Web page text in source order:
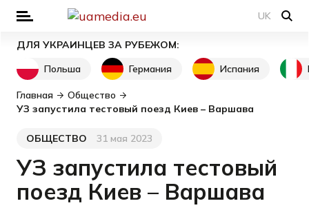
UK
ДЛЯ УКРАИНЦЕВ ЗА РУБЕЖОМ:
Польша
Германия Испания
Главная
Общество
УЗ запустила тестовый поезд Киев – Варшава
Категория
ОБЩЕСТВО
Дата публикации
31 мая 2023
УЗ запустила тестовый
поезд Киев – Варшава